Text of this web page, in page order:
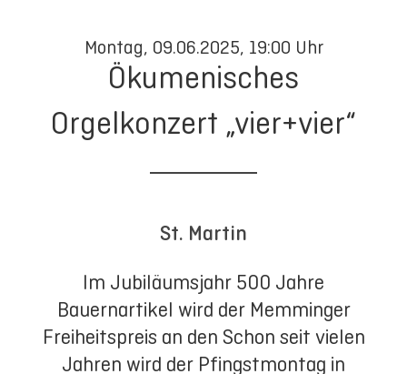
Montag, 09.06.2025, 19:00 Uhr
Ökumenisches
Orgelkonzert „vier+vier“
St. Martin
Im Jubiläumsjahr 500 Jahre
Bauernartikel wird der Memminger
Freiheitspreis an den Schon seit vielen
Jahren wird der Pfingstmontag in